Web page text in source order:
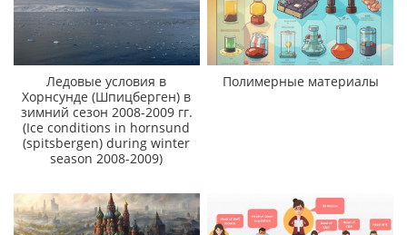
Ледовые условия в
Хорнсунде (Шпицберген) в
зимний сезон 2008-2009 гг.
(Ice conditions in hornsund
(spitsbergen) during winter
season 2008-2009)
Полимерные материалы